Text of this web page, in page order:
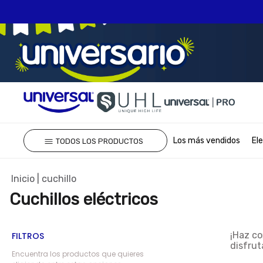
TODOS LOS PRODUCTOS Los más vendidos
cuchillo
Cuchillos eléctricos
FILTROS
Encuentra los productos que quieres
¡Haz
1.
olla presion